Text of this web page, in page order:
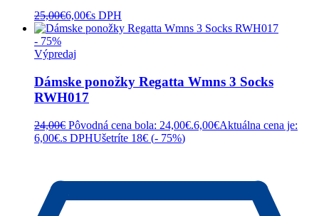
25,00€6,00€s DPH
- 75%
Výpredaj
Dámske ponožky Regatta Wmns 3 Socks
RWH017
24,00€ Pôvodná cena bola: 24,00€.6,00€Aktuálna cena je:
6,00€.s DPHUšetríte 18€ (- 75%)